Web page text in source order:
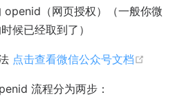
openid（网页授权）（一般你微
候已经取到了）
点击查看微信公众号文档
流程分为两步：